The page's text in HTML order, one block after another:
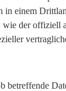
in einem
der
betreffende